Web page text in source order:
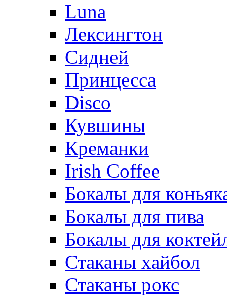
Luna
Лексингтон
Сидней
Принцесса
Disco
Кувшины
Креманки
Irish Coffee
Бокалы для
Бокалы для пива
Бокалы для
Стаканы хайбол
Стаканы рокс